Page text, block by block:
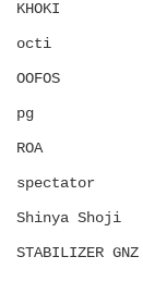
KHOKI
octi
OOFOS
pg
ROA
spectator
Shinya Shoji
STABILIZER GNZ